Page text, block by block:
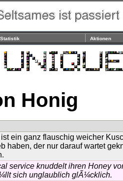
Statistik Aktionen
Honig
ist ein ganz flauschig weicher
haben, der nur darauf wartet
service knuddelt ihren Honey
sich unglaublich glÃ¼cklich.